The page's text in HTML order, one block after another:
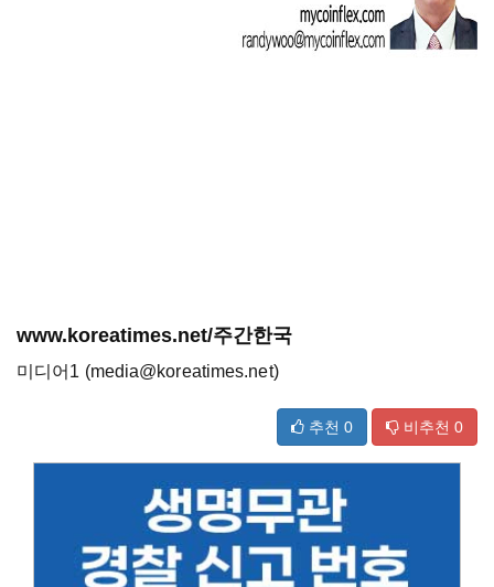
www.koreatimes.net/주간한국
미디어1 (media@koreatimes.net)
추천 0 비추천 0